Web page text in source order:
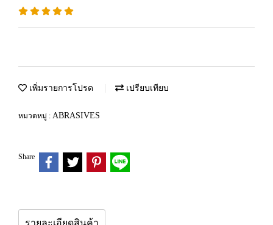
เพิ่มรายการโปรด เปรียบเทียบ
หมวดหมู่ : ABRASIVES
Share
รายละเอียดสินค้า